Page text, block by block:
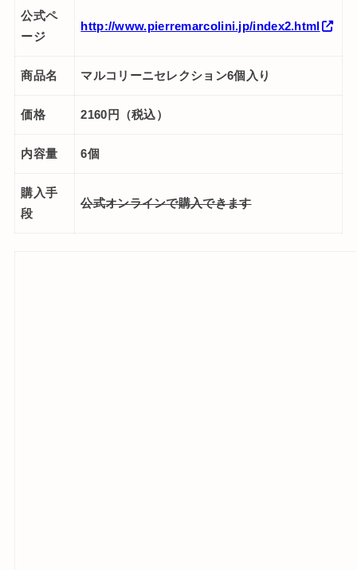
公式ペ
ージ
http://www.pierremarcolini.jp/index2.html
商品名 マルコリーニセレクション6個入り
価格 2160 円（税込）
内容量 6個
購入手
段
公式オンラインで購入できます